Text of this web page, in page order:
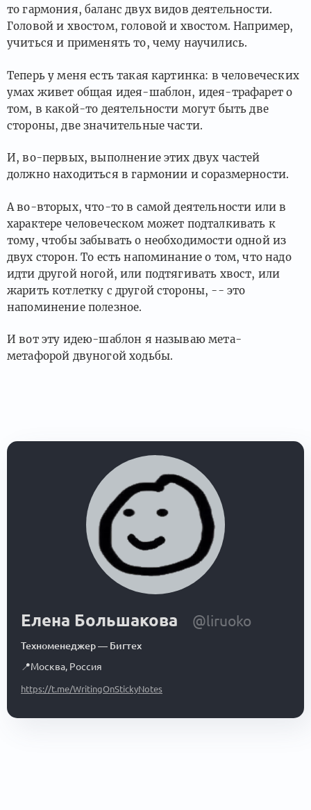
то гармония, баланс двух видов деятельности.
Головой и хвостом, головой и хвостом. Например,
учиться и применять то, чему научились.
Теперь у меня есть такая картинка: в человеческих
умах живет общая идея-шаблон, идея-трафарет о
том, в какой-то деятельности могут быть две
стороны, две значительные части.
И, во-первых, выполнение этих двух частей
должно находиться в гармонии и соразмерности.
А во-вторых, что-то в самой деятельности или в
характере человеческом может подталкивать к
тому, чтобы забывать о необходимости одной из
двух сторон. То есть напоминание о том, что надо
идти другой ногой, или подтягивать хвост, или
жарить котлетку с другой стороны, -- это
напоминение полезное.
И вот эту идею-шаблон я называю мета-
метафорой двуногой ходьбы.
Елена Большакова @liruoko
Техноменеджер— Бигтех
📍Москва, Россия
https://t.me/WritingOnStickyNotes